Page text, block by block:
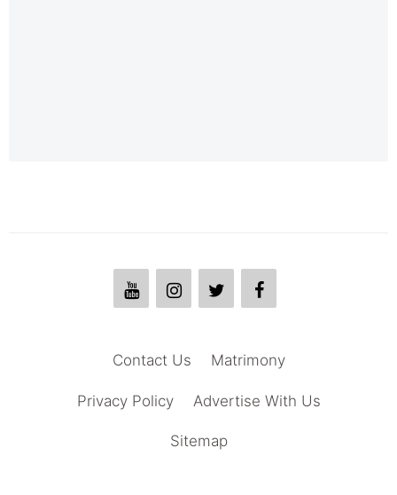
Matrimony
Contact Us
Advertise With Us
Privacy Policy
Sitemap